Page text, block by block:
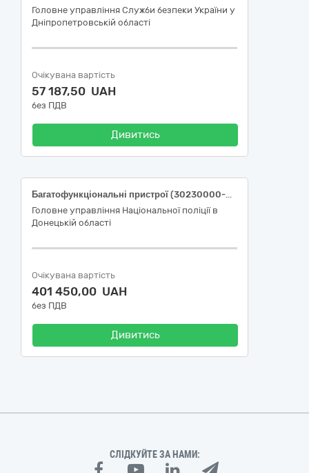
Головне управління Служби безпеки України у
Дніпропетровській області
Очікувана вартість
57 187,50 UAH
без ПДВ
Дивитись
Багатофункціональні пристрої (30230000-0 «Комп'ютерне обладнання» національного класифікатора України за ДК 021:2015 «Єдиний закупівельний словник»)
Головне управління Національної поліції в
Донецькій області
Очікувана вартість
401 450,00 UAH
без ПДВ
Дивитись
СЛІДКУЙТЕ ЗА НАМИ: